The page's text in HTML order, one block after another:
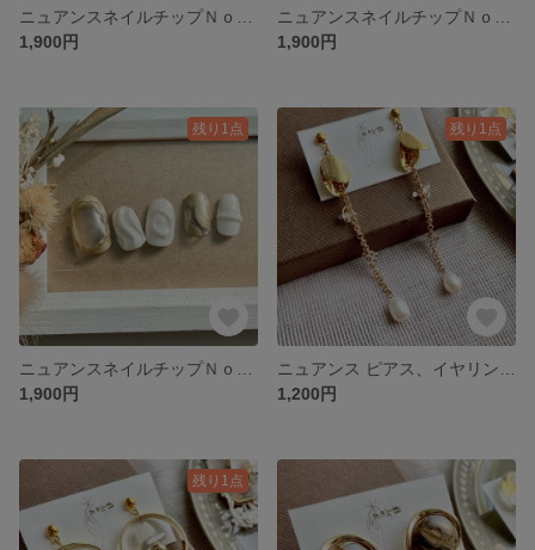
1,900円
1,900円
残り1点
1,900円
残り1点
1,200円
残り1点